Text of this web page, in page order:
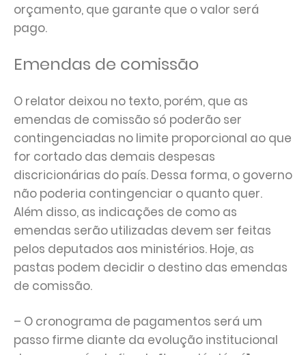
orçamento, que garante que o valor será
pago.
Emendas de comissão
O relator deixou no texto, porém, que as
emendas de comissão só poderão ser
contingenciadas no limite proporcional ao que
for cortado das demais despesas
discricionárias do país. Dessa forma, o governo
não poderia contingenciar o quanto quer.
Além disso, as indicações de como as
emendas serão utilizadas devem ser feitas
pelos deputados aos ministérios. Hoje, as
pastas podem decidir o destino das emendas
de comissão.
– O cronograma de pagamentos será um
passo firme diante da evolução institucional